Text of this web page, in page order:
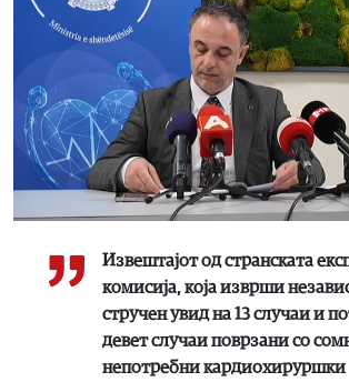
Извештајот од странската
комисија, која изврши
стручен увид на 13 случаи и
девет случаи поврзани со
непотребни кардиохируршки